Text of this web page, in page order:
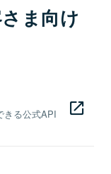
ま向け
きる公式API